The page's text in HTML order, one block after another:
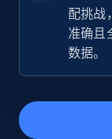
5.6K+
URL, Title,
price, Final
配挑战
准确且
数据。